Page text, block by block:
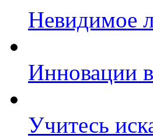
Невидимое
Инновации
Учитесь